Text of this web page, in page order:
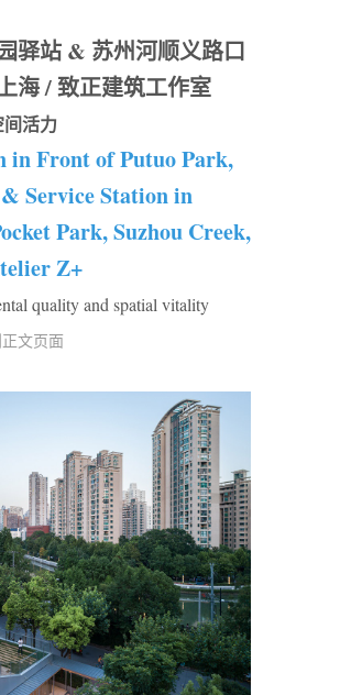
驿站 & 苏州河顺义路口
海 / 致正建筑工作室
活力
in Front of Putuo Park,
Service Station in
Park, Suzhou Creek,
Z+
quality and spatial vitality
文页面